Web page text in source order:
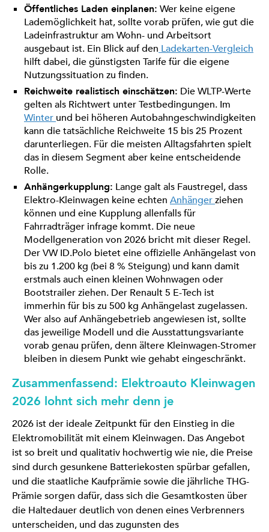
Öffentliches Laden einplanen: Wer keine eigene
Lademöglichkeit hat, sollte vorab prüfen, wie gut die
Ladeinfrastruktur am Wohn- und Arbeitsort
ausgebaut ist. Ein Blick auf den Ladekarten-Vergleich
hilft dabei, die günstigsten Tarife für die eigene
Nutzungssituation zu finden.
Reichweite realistisch einschätzen: Die WLTP-Werte
gelten als Richtwert unter Testbedingungen. Im
Winter und bei höheren Autobahngeschwindigkeiten
kann die tatsächliche Reichweite 15 bis 25 Prozent
darunterliegen. Für die meisten Alltagsfahrten spielt
das in diesem Segment aber keine entscheidende
Rolle.
Anhängerkupplung: Lange galt als Faustregel, dass
Elektro-Kleinwagen keine echten Anhängerziehen
können und eine Kupplung allenfalls für
Fahrradträger infrage kommt. Die neue
Modellgeneration von 2026 bricht mit dieser Regel.
Der VW ID.Polo bietet eine offizielle Anhängelast von
bis zu 1.200 kg (bei 8 % Steigung) und kann damit
erstmals auch einen kleinen Wohnwagen oder
Bootstrailer ziehen. Der Renault 5 E-Tech ist
immerhin für bis zu 500 kg Anhängelast zugelassen.
Wer also auf Anhängebetrieb angewiesen ist, sollte
das jeweilige Modell und die Ausstattungsvariante
vorab genau prüfen, denn ältere Kleinwagen-Stromer
bleiben in diesem Punkt wie gehabt eingeschränkt.
Zusammenfassend: Elektroauto Kleinwagen
2026 lohnt sich mehr denn je
2026 ist der ideale Zeitpunkt für den Einstieg in die
Elektromobilität mit einem Kleinwagen. Das Angebot
ist so breit und qualitativ hochwertig wie nie, die Preise
sind durch gesunkene Batteriekosten spürbar gefallen,
und die staatliche Kaufprämie sowie die jährliche THG-
Prämie sorgen dafür, dass sich die Gesamtkosten über
die Haltedauer deutlich von denen eines Verbrenners
unterscheiden, und das zugunsten des